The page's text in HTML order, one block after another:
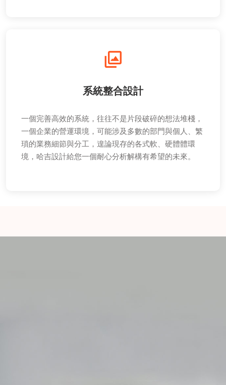
系統整合設計
一個完善高效的系統，往往不是片段破碎的想法堆棧，
一個企業的營運環境，可能涉及多數的部門與個人、繁
瑣的業務細節與分工，遑論現存的各式軟、硬體體環
境，哈吉設計給您一個耐心分析解構有希望的未來。